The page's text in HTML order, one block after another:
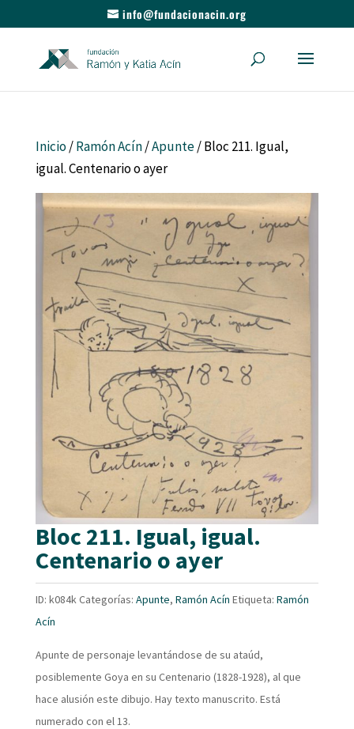
info@fundacionacin.org
Inicio/Ramón Acín/Apunte/ Bloc 211. Igual,
igual. Centenario o ayer
Bloc 211. Igual, igual.
Centenario o ayer
ID: k084kCategorías: Apunte, Ramón Acín Etiqueta: Ramón
Acín
Apunte de personaje levantándose de su ataúd,
posiblemente Goya en su Centenario (1828-1928), al que
hace alusión este dibujo. Hay texto manuscrito. Está
numerado con el 13.